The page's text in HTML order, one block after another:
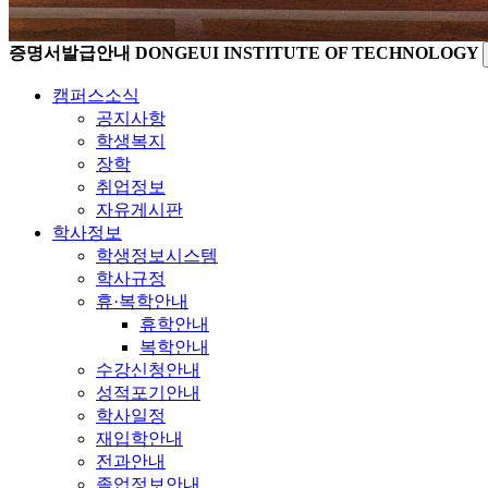
증명서발급안내 DONGEUI INSTITUTE OF TECHNOLOGY
캠퍼스소식
공지사항
학생복지
장학
취업정보
자유게시판
학사정보
학생정보시스템
학사규정
휴·복학안내
휴학안내
복학안내
수강신청안내
성적포기안내
학사일정
재입학안내
전과안내
졸업정보안내